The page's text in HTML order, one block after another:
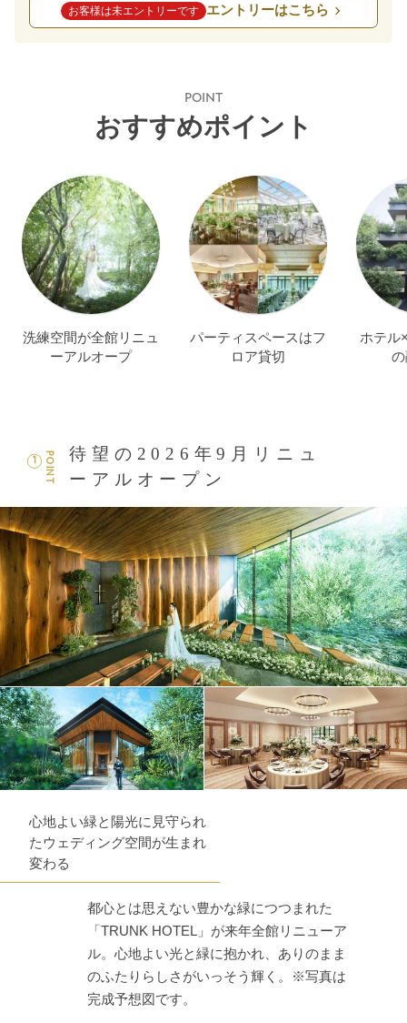
お客様は未エントリーです エントリーはこちら
POINT
おすすめポイント
洗練空間が全館リニュ
ーアルオープ
パーティスペースはフ
ロア貸切
ホテル
POINT
1
待望の2026年9月リニュ
ーアルオープン
心地よい緑と陽光に見守られ
たウェディング空間が生まれ
変わる
都心とは思えない豊かな緑につつまれた
「TRUNK HOTEL」が来年全館リニューア
ル。心地よい光と緑に抱かれ、ありのまま
のふたりらしさがいっそう輝く。※写真は
完成予想図です。